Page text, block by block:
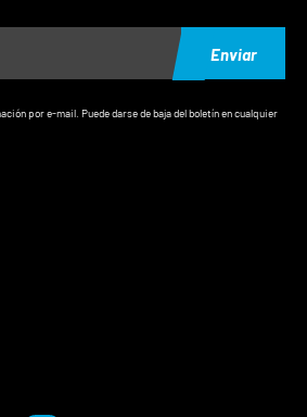
Enviar
por e-mail. Puede darse de baja del boletín en cualquier